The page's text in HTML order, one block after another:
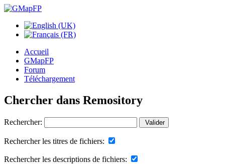
Accueil
GMapFP
Forum
Téléchargement
Chercher dans Remository
Rechercher: Valider
Rechercher les titres de fichiers:
Rechercher les descriptions de fichiers: